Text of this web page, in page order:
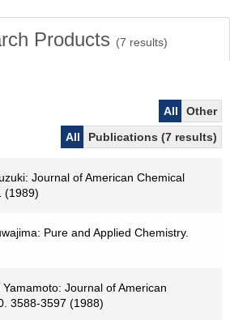
Products (7 results)
All
Other
All
Publications (7 results)
Journal of American Chemical
(1989)
Pure and Applied Chemistry.
Journal of American
3588-3597 (1988)